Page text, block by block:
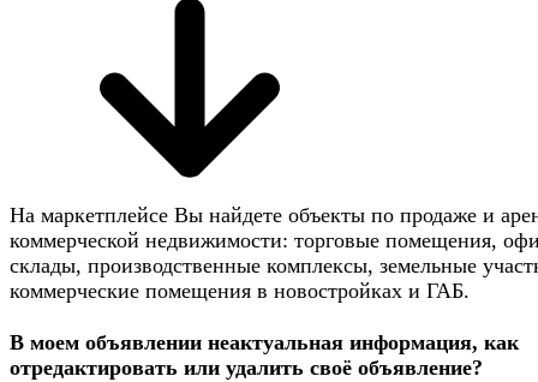
На маркетплейсе Вы найдете объекты по продаже и
коммерческой недвижимости: торговые помещения,
склады, производственные комплексы, земельные
коммерческие помещения в новостройках и ГАБ.
В моем объявлении неактуальная информация, как
отредактировать или удалить своё объявление?